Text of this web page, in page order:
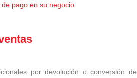
pago en su negocio
por devolución o conversión de